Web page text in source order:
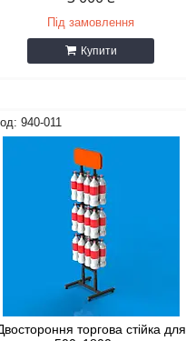
Під замовлення
Купити
940-011
торгова стійка для